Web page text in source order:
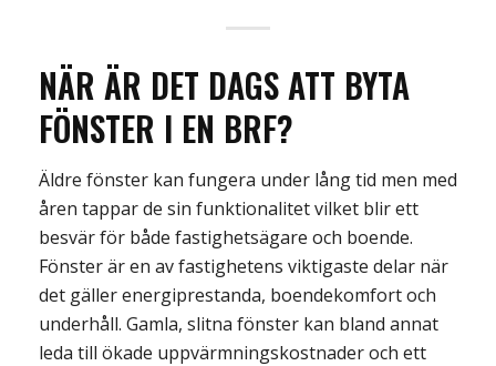
NÄR ÄR DET DAGSATT BYTA
FÖNSTER I EN BRF?
Äldre fönster kan fungera under lång tid men med
åren tappar de sin funktionalitet vilket blir ett
besvär för både fastighetsägare och boende.
Fönster är en av fastighetens viktigaste delar när
det gäller energiprestanda, boendekomfort och
underhåll. Gamla, slitna fönster kan bland annat
leda till ökade uppvärmningskostnader och ett